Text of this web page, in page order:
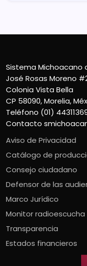
Sistema Michoacano
José Rosas Moreno
Colonia Vista Bella
CP 58090, Morelia,
Teléfono (01)
Contacto
Aviso de Privacidad
Catálogo de
Consejo ciudadano
Defensor de las
Marco Jurídico
Monitor radioescucha
Transparencia
Estados financieros